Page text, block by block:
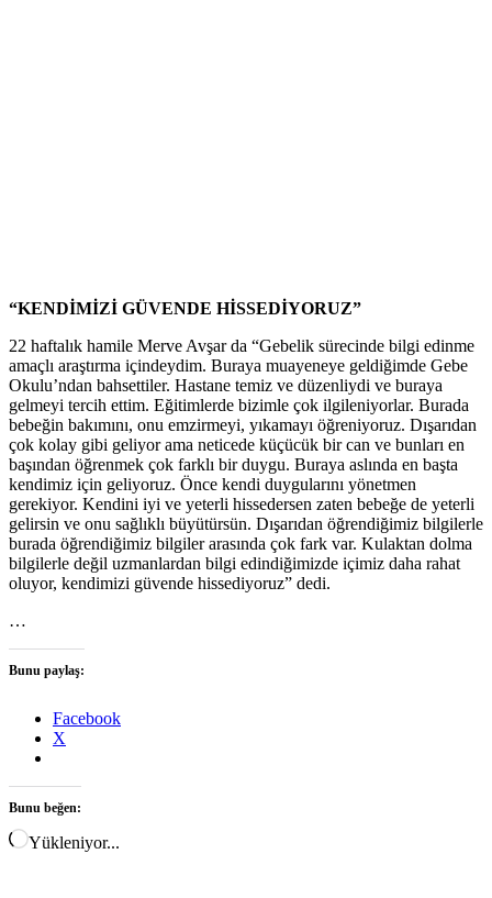
“KENDİMİZİ GÜVENDE HİSSEDİYORUZ”
22 haftalık hamile Merve Avşar da “Gebelik sürecinde bilgi edinme
amaçlı araştırma içindeydim. Buraya muayeneye geldiğimde Gebe
Okulu’ndan bahsettiler. Hastane temiz ve düzenliydi ve buraya
gelmeyi tercih ettim. Eğitimlerde bizimle çok ilgileniyorlar. Burada
bebeğin bakımını, onu emzirmeyi, yıkamayı öğreniyoruz. Dışarıdan
çok kolay gibi geliyor ama neticede küçücük bir can ve bunları en
başından öğrenmek çok farklı bir duygu. Buraya aslında en başta
kendimiz için geliyoruz. Önce kendi duygularını yönetmen
gerekiyor. Kendini iyi ve yeterli hissedersen zaten bebeğe de yeterli
gelirsin ve onu sağlıklı büyütürsün. Dışarıdan öğrendiğimiz bilgilerle
burada öğrendiğimiz bilgiler arasında çok fark var. Kulaktan dolma
bilgilerle değil uzmanlardan bilgi edindiğimizde içimiz daha rahat
oluyor, kendimizi güvende hissediyoruz” dedi.
…
Bunu paylaş:
Facebook
X
Bunu beğen:
Yükleniyor...